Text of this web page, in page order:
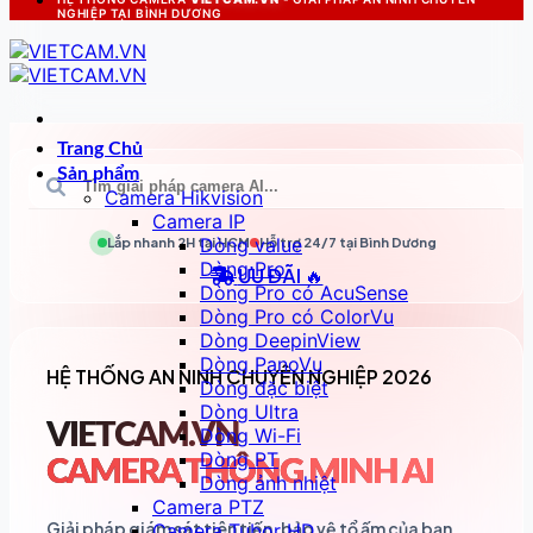
NGHIỆP TẠI BÌNH DƯƠNG
Trang Chủ
Sản phẩm
Camera Hikvision
Camera IP
Dòng value
Dòng Pro
Dòng Pro có AcuSense
Dòng Pro có ColorVu
Dòng DeepinView
Dòng PanoVu
Dòng đặc biệt
Dòng Ultra
Dòng Wi-Fi
Dòng PT
Dòng ảnh nhiệt
Camera PTZ
Lắp nhanh 2H tạiHCM Hỗ trợ 24/7 tại Bình Dương
ƯU ĐÃI 🔥
HỆ THỐNG AN NINH CHUYÊN NGHIỆP 2026
VIETCAM.VN
CAMERA THÔNG MINH AI
Giải pháp giám sát tiên tiến, bảo vệ tổ ấm của bạn